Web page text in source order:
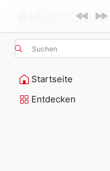
Suchen
Startseite
Entdecken